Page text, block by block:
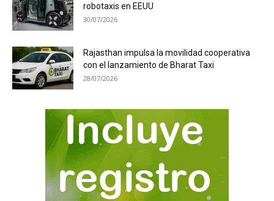
robotaxis en EEUU
30/07/2026
Rajasthan impulsa la movilidad cooperativa
con el lanzamiento de Bharat Taxi
28/07/2026